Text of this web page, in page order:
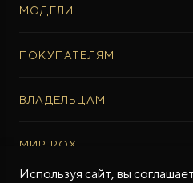
Гибридный внедорожник премиум-
от 7 500 000 ₽*
МОДЕЛИ
ROX ADAMAS
ПОКУПАТЕЛЯМ
Авто в наличии
Тест-драйв
Специальные предложения
ВЛАДЕЛЬЦАМ
Регламент ТО
МИР ROX
О БРЕНДЕ
Используя сайт, вы